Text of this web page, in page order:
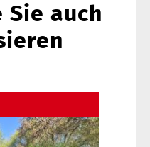
Sie auch